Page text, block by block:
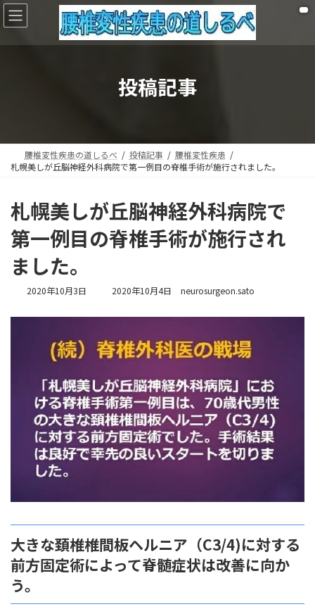
コ
ン
ナ
ビ
投稿記事
腰椎変性疾患の道しるべ 投稿記事
腰椎変性疾患
札幌美しが丘脳神経外科病院で第一例目の脊椎手術が施行されました。
札幌美しが丘脳神経外科病院で
第一例目の脊椎手術が施行され
ました。
2020年10月3日
最
更
日
時
2020年10月4日 neurosurgeon.sato
大きな頚椎椎間板ヘルニア（C3/4)に対する
前方固定術によって脊髄症状は改善に向か
う。